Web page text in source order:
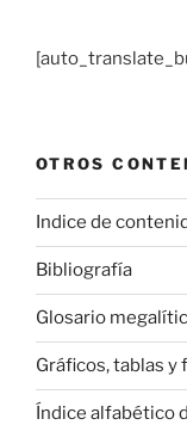
OTROS
Indice de
Bibliografía
Glosario
Gráficos, tablas y
Índice alfabético